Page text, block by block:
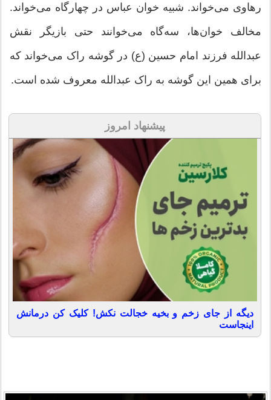
رهاوی می‌خواند. شبیه خوان عباس در چهارگاه می‌خواند.
مخالف خوان‌ها، سه‌گاه می‌خوانند حتی بازیگر نقش
عبدالله فرزند امام حسین (ع) در گوشه راک می‌خواند که
برای همین این گوشه به راک عبدالله معروف شده است.
پیشنهاد امروز
دیگه از جای زخم و بخیه خجالت نکش! کلیک کن درمانش
اینجاست